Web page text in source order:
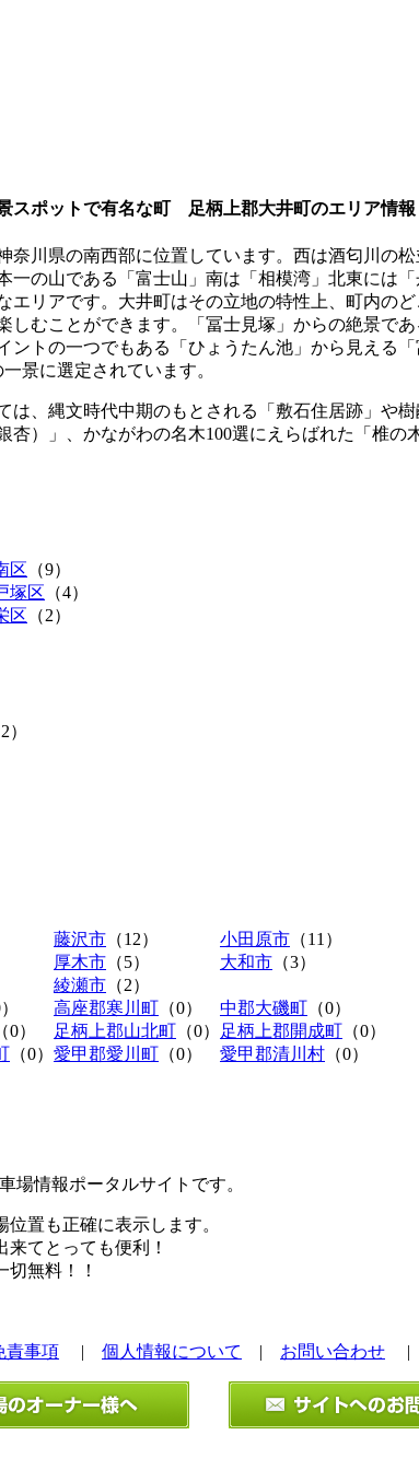
スポットで有名な町 足柄上郡大井町のエリア情報
奈川県の南西部に位置しています。西は酒匂川の松
一の山である「富士山」南は「相模湾」北東には
エリアです。大井町はその立地の特性上、町内の
しむことができます。「冨士見塚」からの絶景で
ントの一つでもある「ひょうたん池」から見える
景に選定されています。
は、縄文時代中期のもとされる「敷石住居跡」や
杏）」、かながわの名木100選にえらばれた「椎の
区 （9）
塚区 （4）
区 （2）
）
藤沢市 （12） 小田原市 （11）
厚木市 （5） 大和市 （3）
綾瀬市 （2）
高座郡寒川町 （0） 中郡大磯町 （0）
（0） 足柄上郡山北町 （0） 足柄上郡開成町 （0）
（0） 愛甲郡愛川町 （0） 愛甲郡清川村 （0）
場情報ポータルサイトです。
置も正確に表示します。
てとっても便利！
無料！！
責事項 | 個人情報について | お問い合わせ |